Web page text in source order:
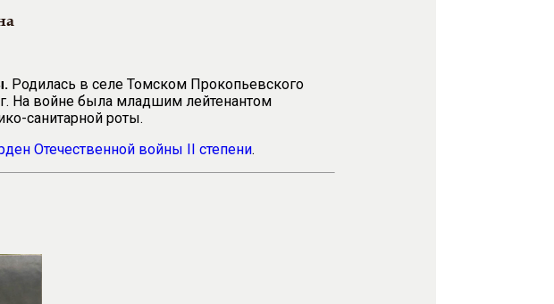
Родилась в селе Томском Прокопьевского
На войне была младшим лейтенантом
санитарной роты.
Отечественной войны II степени.